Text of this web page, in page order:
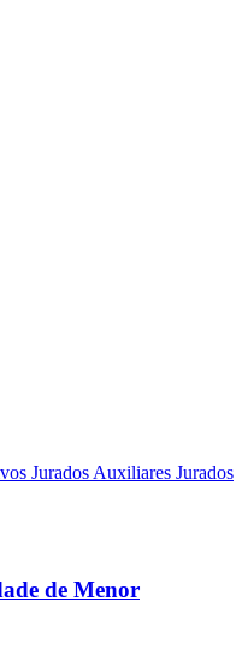
Jurados Auxiliares Jurados
de Menor